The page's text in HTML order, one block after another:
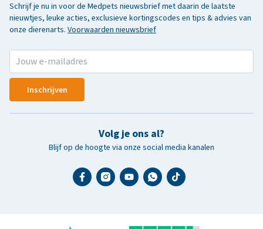
Schrijf je nu in voor de Medpets nieuwsbrief met daarin de laatste
nieuwtjes, leuke acties, exclusieve kortingscodes en tips & advies van
onze dierenarts. Voorwaarden nieuwsbrief
Inschrijven
Volg je ons al?
Blijf op de hoogte via onze social media kanalen